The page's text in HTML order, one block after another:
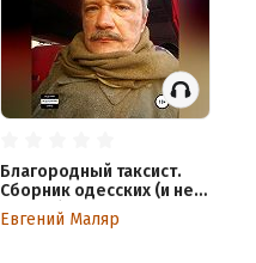
Благородный таксист.
Сборник одесских (и не
только) рассказов
Евгений Маляр